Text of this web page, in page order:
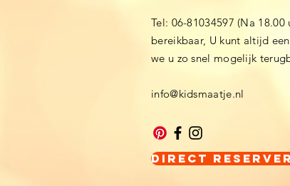
Tel: 06-81034597 (Na 18.00
bereikbaar, U kunt altijd
we u zo snel mogelijk
info@kidsmaatje.nl
Direct